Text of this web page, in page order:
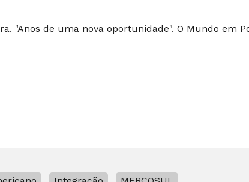
"Anos de uma nova oportunidade". O Mundo em